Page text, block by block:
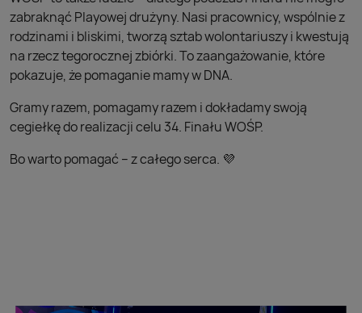
zabraknąć Playowej drużyny. Nasi pracownicy, wspólnie z
rodzinami i bliskimi, tworzą sztab wolontariuszy i kwestują
na rzecz tegorocznej zbiórki. To zaangażowanie, które
pokazuje, że pomaganie mamy w DNA.
Gramy razem, pomagamy razem i dokładamy swoją
cegiełkę do realizacji celu 34. Finału WOŚP.
Bo warto pomagać – z całego serca. 💜